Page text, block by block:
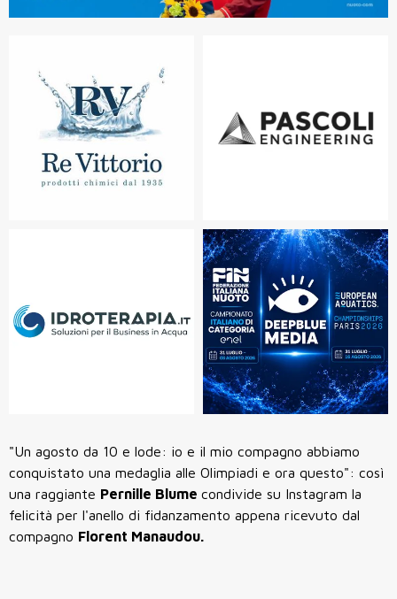
"Un agosto da 10 e lode: io e il mio compagno abbiamo
conquistato una medaglia alle Olimpiadi e ora questo": così
una raggiante Pernille Blume condivide su Instagram la
felicità per l'anello di fidanzamento appena ricevuto dal
compagno Florent Manaudou.